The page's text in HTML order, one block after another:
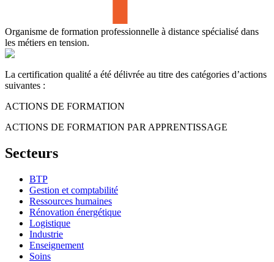
Organisme de formation professionnelle à distance spécialisé dans
les métiers en tension.
La certification qualité a été délivrée au titre des catégories d’actions
suivantes :
ACTIONS DE FORMATION
ACTIONS DE FORMATION PAR APPRENTISSAGE
Secteurs
BTP
Gestion et comptabilité
Ressources humaines
Rénovation énergétique
Logistique
Industrie
Enseignement
Soins